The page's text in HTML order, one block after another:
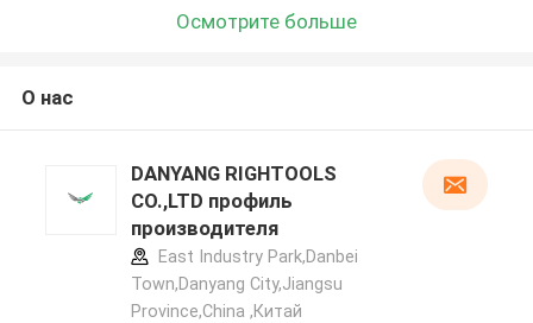
Осмотрите больше
О нас
DANYANG RIGHTOOLS
CO.,LTD профиль
производителя
East Industry Park,Danbei
Town,Danyang City,Jiangsu
Province,China ,Китай